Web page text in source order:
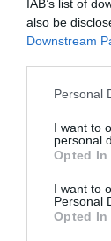
IAB’s list of
also be
Downstream
Personal
I want to
personal
Opted In
I want to
Personal
Opted In
ΠΕΝΤΑΓΩΝΟ:
ΣΤΗΝ
ΣΧΕΤΙΚΈΣ